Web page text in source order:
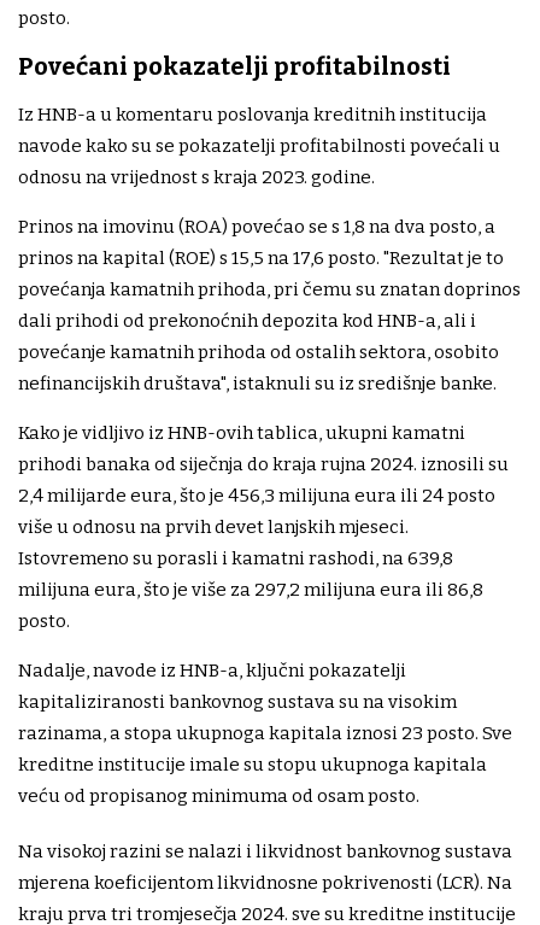
posto.
Povećani pokazatelji profitabilnosti
Iz HNB-a u komentaru poslovanja kreditnih institucija
navode kako su se pokazatelji profitabilnosti povećali u
odnosu na vrijednost s kraja 2023. godine.
Prinos na imovinu (ROA) povećao se s 1,8 na dva posto, a
prinos na kapital (ROE) s 15,5 na 17,6 posto. "Rezultat je to
povećanja kamatnih prihoda, pri čemu su znatan doprinos
dali prihodi od prekonoćnih depozita kod HNB-a, ali i
povećanje kamatnih prihoda od ostalih sektora, osobito
nefinancijskih društava", istaknuli su iz središnje banke.
Kako je vidljivo iz HNB-ovih tablica, ukupni kamatni
prihodi banaka od siječnja do kraja rujna 2024. iznosili su
2,4 milijarde eura, što je 456,3 milijuna eura ili 24 posto
više u odnosu na prvih devet lanjskih mjeseci.
Istovremeno su porasli i kamatni rashodi, na 639,8
milijuna eura, što je više za 297,2 milijuna eura ili 86,8
posto.
Nadalje, navode iz HNB-a, ključni pokazatelji
kapitaliziranosti bankovnog sustava su na visokim
razinama, a stopa ukupnoga kapitala iznosi 23 posto. Sve
kreditne institucije imale su stopu ukupnoga kapitala
veću od propisanog minimuma od osam posto.
Na visokoj razini se nalazi i likvidnost bankovnog sustava
mjerena koeficijentom likvidnosne pokrivenosti (LCR). Na
kraju prva tri tromjesečja 2024. sve su kreditne institucije